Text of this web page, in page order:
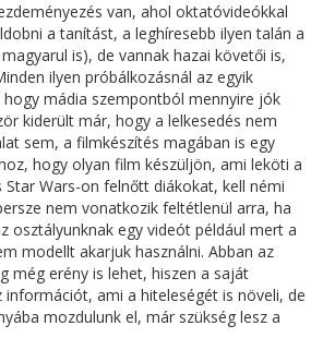
van, ahol oktatóvideókkal
a tanítást, a leghíresebb ilyen talán a
is), de vannak hazai követői is,
ilyen próbálkozásnál az egyik
mádia szempontból mennyire jók
kiderült már, hogy a lelkesedés nem
sem, a filmkészítés magában is egy
hogy olyan film készüljön, ami leköti a
Star Wars-on felnőtt diákokat, kell némi
nem vonatkozik feltétlenül arra, ha
osztályunknak egy videót például mert a
modellt akarjuk használni. Abban az
még erény is lehet, hiszen a saját
ami a hiteleségét is növeli, de
mozdulunk el, már szükség lesz a